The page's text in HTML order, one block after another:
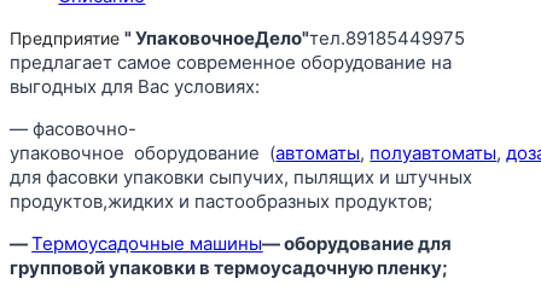
Предприятие" УпаковочноеДело"тел.89185449975
предлагает самое современное оборудование на
выгодных для Вас условиях:
— фасовочно-
упаковочное оборудование (автоматы, полуавтоматы,
для фасовки упаковки сыпучих, пылящих и штучных
продуктов,жидких и пастообразных продуктов;
—Термоусадочные машины— оборудование для
групповой упаковки в термоусадочную пленку;